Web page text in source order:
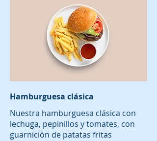
Hamburguesa clásica
Nuestra hamburguesa clásica con
lechuga, pepinillos y tomates, con
guarnición de patatas fritas